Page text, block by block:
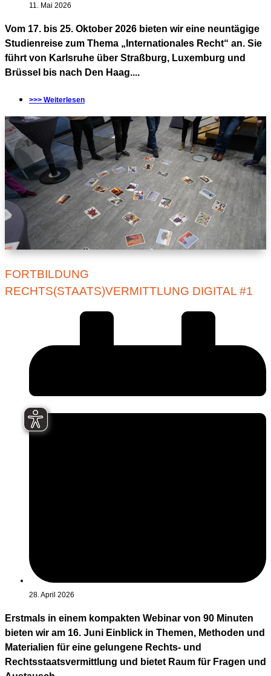
11. Mai 2026
Vom 17. bis 25. Oktober 2026 bieten wir eine neuntägige
Studienreise zum Thema „Internationales Recht“ an. Sie
führt von Karlsruhe über Straßburg, Luxemburg und
Brüssel bis nach Den Haag....
>>> Weiterlesen
FORTBILDUNG
RECHTS(STAATS)VERMITTLUNG DIGITAL #1
28. April 2026
Erstmals in einem kompakten Webinar von 90 Minuten
bieten wir am 16. Juni Einblick in Themen, Methoden und
Materialien für eine gelungene Rechts- und
Rechtsstaatsvermittlung und bietet Raum für Fragen und